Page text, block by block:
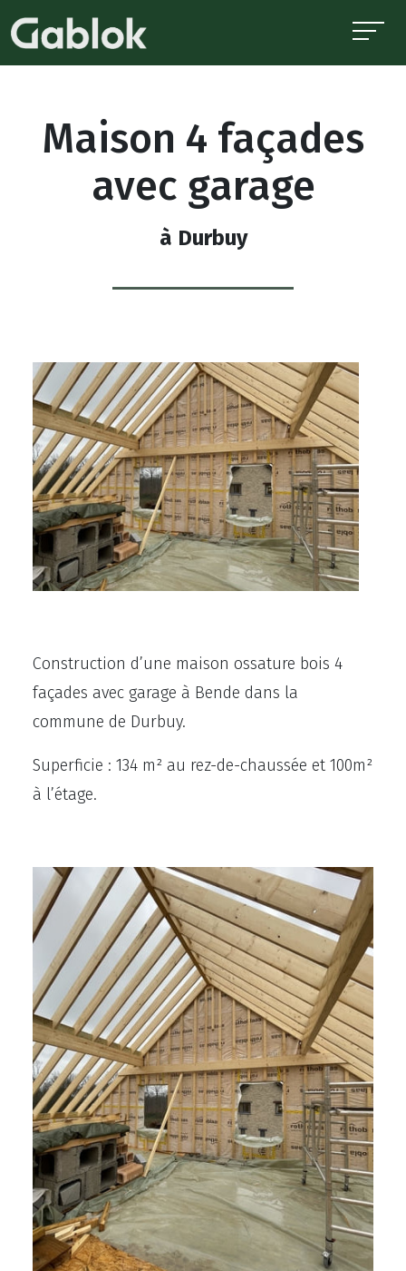
Maison 4 façades
avec garage
à Durbuy
Construction d’une maison ossature bois 4
façades avec garage à Bende dans la
commune de Durbuy.
Superficie : 134 m² au rez-de-chaussée et 100m²
à l’étage.